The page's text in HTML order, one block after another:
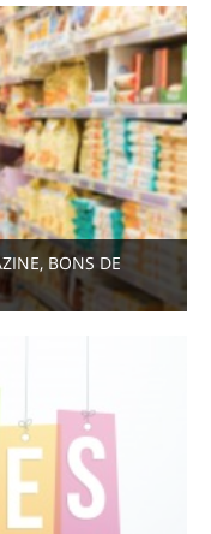
BONS DE